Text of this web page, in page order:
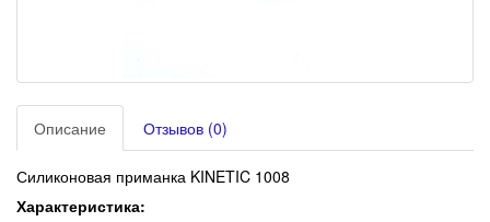
Описание Отзывов (0)
Силиконовая приманка KINETIC 1008
Характеристика: